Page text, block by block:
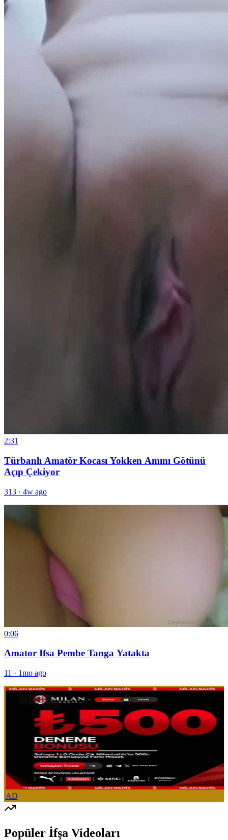
2:31
Türbanlı Amatör Kocası Yokken Amını Götünü
Açıp Çekiyor
313 · 4w ago
0:06
Amator Ifsa Pembe Tanga Yatakta
11 · 1mo ago
AD
Popüler İfşa Videoları